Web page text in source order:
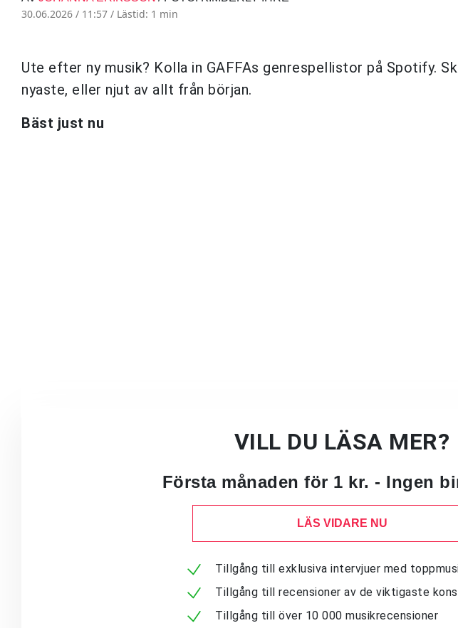
30.06.2026 / 11:57 / Lästid: 1 min
Ute efter ny musik? Kolla in GAFFAs genrespellistor på Spotify.
nyaste, eller njut av allt från början.
Bäst just nu
VILL DU LÄSA MER?
Första månaden för 1 kr. - Ingen
LÄS VIDARE NU
Tillgång till exklusiva intervjuer med
Tillgång till recensioner av de viktigaste
Tillgång till över 10 000 musikrecensioner